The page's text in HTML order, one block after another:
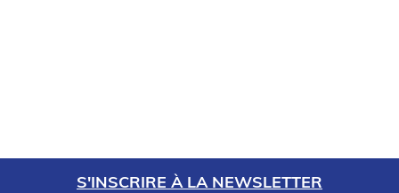
S'INSCRIRE À LA NEWSLETTER